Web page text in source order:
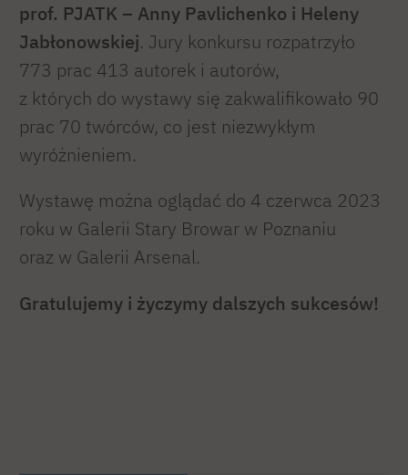
prof. PJATK – Anny Pavlichenko i Heleny
Jabłonowskiej. Jury konkursu rozpatrzyło
773 prac 413 autorek i autorów,
z których do wystawy się zakwalifikowało 90
prac 70 twórców, co jest niezwykłym
wyróżnieniem.
Wystawę można oglądać do 4 czerwca 2023
roku w Galerii Stary Browar w Poznaniu
oraz w Galerii Arsenal.
Gratulujemy i życzymy dalszych sukcesów!